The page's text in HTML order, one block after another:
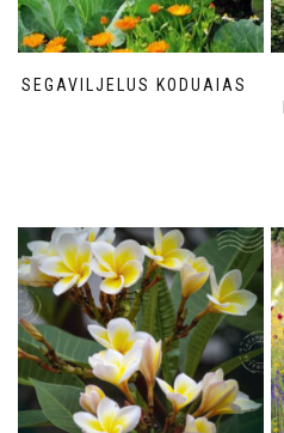
SEGAVILJELUS KODUAIAS